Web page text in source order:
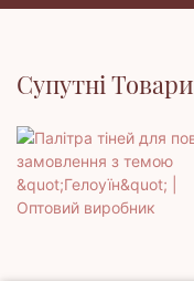
Супутні Товари